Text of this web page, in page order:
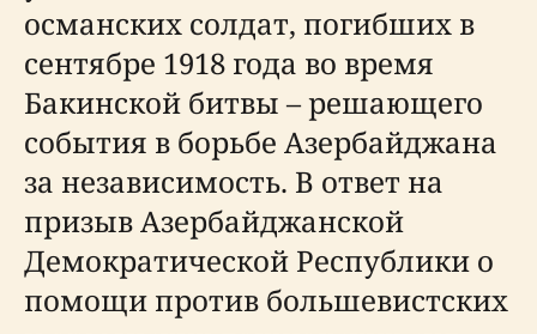
османских солдат, погибших в
сентябре 1918 года во время
Бакинской битвы – решающего
события в борьбе Азербайджана
за независимость. В ответ на
призыв Азербайджанской
Демократической Республики о
помощи против большевистских